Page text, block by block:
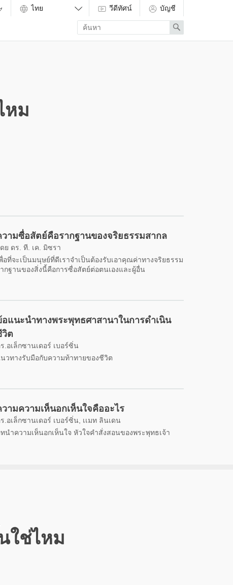
วีดีทัศน์
บัญชี
Enter
search
term
Search
หม
วามซื่อสัตย์คือรากฐานของจริยธรรมสากล
ย ดร. ที. เค. มิซรา
อที่จะเป็นมนุษย์ที่ดีเราจำเป็นต้องรับเอาคุณค่าทางจริยธรรม
กฐานของสิ่งนี้คือการซื่อสัตย์ต่อตนเองและผู้อื่น
อแนะนำทางพระพุทธศาสานาในการดำเนิน
วิต
.อเล็กซานเดอร์ เบอร์ซิ่น
วทางรับมือกับความท้าทายของชีวิต
วามความเห็นอกเห็นใจคืออะไร
.อเล็กซานเดอร์ เบอร์ซิ่น, เเมท ลินเดน
นำความเห็นอกเห็นใจ หัวใจคำสั่งสอนของพระพุทธเจ้า
ใช่ไหม